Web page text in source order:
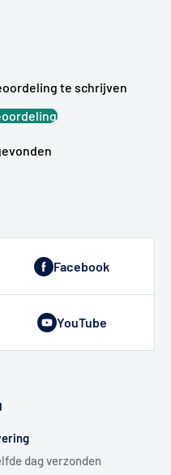
te schrijven
Facebook
YouTube
dag verzonden